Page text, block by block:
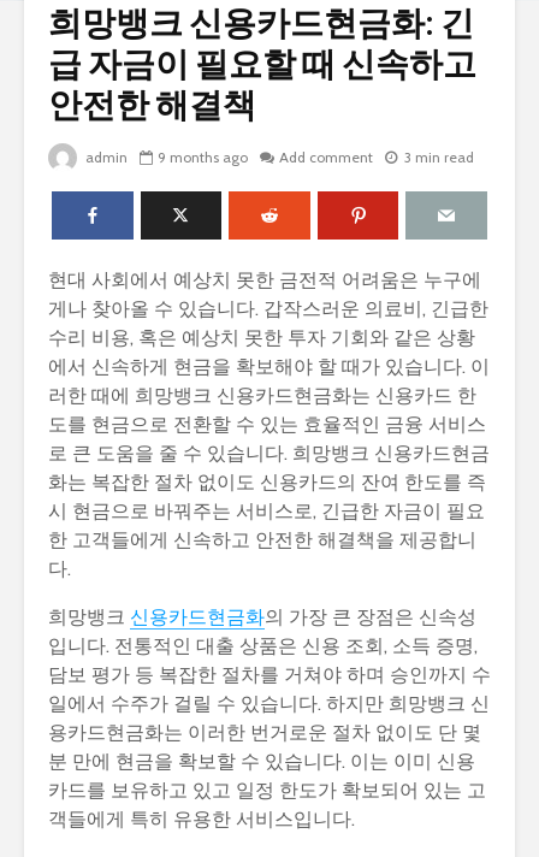
희망뱅크 신용카드현금화: 긴
급 자금이 필요할 때 신속하고
안전한 해결책
admin 9 months ago Add comment 3 min read
현대 사회에서 예상치 못한 금전적 어려움은 누구에
게나 찾아올 수 있습니다. 갑작스러운 의료비, 긴급한
수리 비용, 혹은 예상치 못한 투자 기회와 같은 상황
에서 신속하게 현금을 확보해야 할 때가 있습니다. 이
러한 때에 희망뱅크 신용카드현금화는 신용카드 한
도를 현금으로 전환할 수 있는 효율적인 금융 서비스
로 큰 도움을 줄 수 있습니다. 희망뱅크 신용카드현금
화는 복잡한 절차 없이도 신용카드의 잔여 한도를 즉
시 현금으로 바꿔주는 서비스로, 긴급한 자금이 필요
한 고객들에게 신속하고 안전한 해결책을 제공합니
다.
희망뱅크 신용카드현금화의 가장 큰 장점은 신속성
입니다. 전통적인 대출 상품은 신용 조회, 소득 증명,
담보 평가 등 복잡한 절차를 거쳐야 하며 승인까지 수
일에서 수주가 걸릴 수 있습니다. 하지만 희망뱅크 신
용카드현금화는 이러한 번거로운 절차 없이도 단 몇
분 만에 현금을 확보할 수 있습니다. 이는 이미 신용
카드를 보유하고 있고 일정 한도가 확보되어 있는 고
객들에게 특히 유용한 서비스입니다.